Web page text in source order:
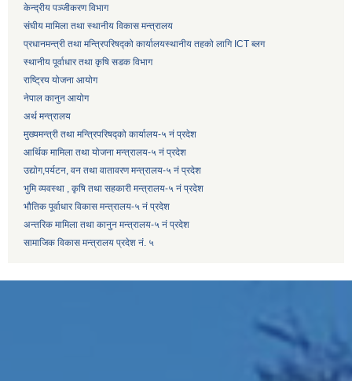
केन्द्रीय पञ्जीकरण विभाग
संघीय मामिला तथा स्थानीय विकास मन्त्रालय
प्रधानमन्त्री तथा मन्त्रिपरिषद्को कार्यालयस्थानीय तहको लागि ICT ब्लग
स्थानीय पूर्वाधार तथा कृषि सडक विभाग
राष्ट्रिय योजना आयोग
नेपाल कानुन आयोग
अर्थ मन्त्रालय
मुख्यमन्त्री तथा मन्त्रिपरिषद्को कार्यालय-५ नं प्रदेश
आर्थिक मामिला तथा योजना मन्त्रालय-५ नं प्रदेश
उद्याेग,पर्यटन, वन तथा वातावरण मन्त्रालय-५ नं प्रदेश
भुमि व्यवस्था , कृषि तथा सहकारी मन्त्रालय-५ नं प्रदेश
भौतिक पूर्वाधार विकास मन्त्रालय-५ नं प्रदेश
अन्तरिक मामिला तथा कानुन मन्त्रालय-५ नं प्रदेश
सामाजिक विकास मन्त्रालय प्रदेश नं. ५